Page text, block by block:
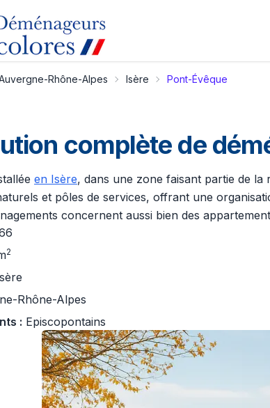
Rhône-Alpes Isère Pont-Évêque
complète de
en Isère, dans une zone faisant partie de la
et pôles de services, offrant une
concernent aussi bien des
2
Rhône-Alpes
: Episcopontains